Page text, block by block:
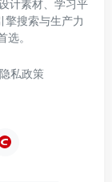
计素材、学习平
擎搜索与生产力
。
隐私政策